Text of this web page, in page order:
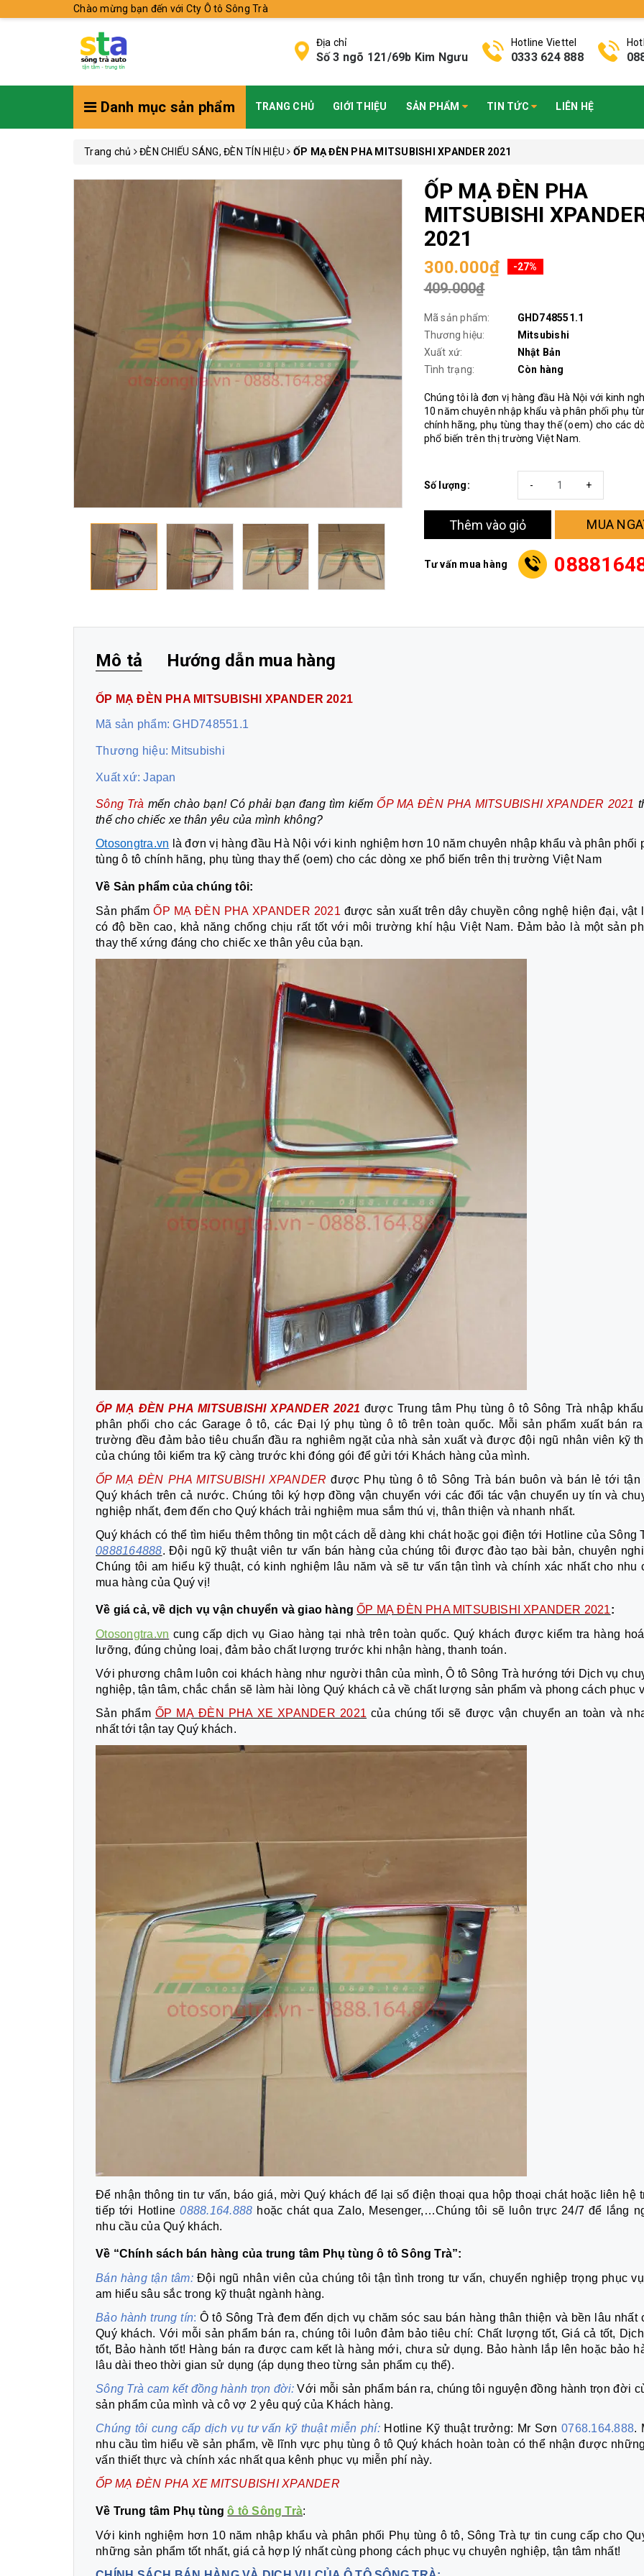
Chào mừng bạn đến với Cty Ô tô Sông Trà
Địa chỉ
Số 3 ngõ 121/69b Kim Ngưu
Hotline Viettel
0333 624 888
Danh mục sản phẩm TRANG CHỦ GIỚI THIỆU SẢN PHẨM TIN TỨC LIÊN HỆ
Trang chủ ĐÈN CHIẾU SÁNG, ĐÈN TÍN HIỆU ỐP MẠ ĐÈN PHA MITSUBISHI XPANDER 2021
ỐP MẠ ĐÈN PHA
MITSUBISHI
2021
300.000₫ -27%
409.000₫
Mã sản phẩm:
GHD748551.1
Thương hiệu:
Mitsubishi
Xuất xứ:
Nhật Bản
Tình trạng:
Còn hàng
Chúng tôi là đơn vị hàng đầu Hà Nội với kinh
10 năm chuyên nhập khẩu và phân phối phụ
chính hãng, phụ tùng thay thế (oem) cho các
phổ biến trên thị trường Việt Nam.
Số lượng: +
-
Thêm vào giỏ MUA
Tư vấn mua hàng
Mô tả Hướng dẫn mua hàng
ỐP MẠ ĐÈN PHA MITSUBISHI XPANDER 2021
Mã sản phẩm: GHD748551.1
Thương hiệu: Mitsubishi
Xuất xứ: Japan
Sông Trà mến chào bạn! Có phải bạn đang tìm kiếmỐP MẠ ĐÈN PHA MITSUBISHI XPANDER 2021
thế cho chiếc xe thân yêu của mình không?
Otosongtra.vn là đơn vị hàng đầu Hà Nội với kinh nghiệm hơn 10 năm chuyên nhập khẩu và phân phối
tùng ô tô chính hãng, phụ tùng thay thế (oem) cho các dòng xe phổ biến trên thị trường Việt Nam
Về Sản phẩm của chúng tôi:
Sản phẩm ỐP MẠ ĐÈN PHA XPANDER 2021 được sản xuất trên dây chuyền công nghệ hiện đại, vật
có độ bền cao, khả năng chống chịu rất tốt với môi trường khí hậu Việt Nam. Đảm bảo là một sản
thay thế xứng đáng cho chiếc xe thân yêu của bạn.
ỐP MẠ ĐÈNPHA MITSUBISHI XPANDER 2021 được Trung tâm Phụ tùng ô tô Sông Trà nhập
phân phối cho các Garage ô tô, các Đại lý phụ tùng ô tô trên toàn quốc. Mỗi sản phẩm xuất bán
trường đều đảm bảo tiêu chuẩn đầu ra nghiêm ngặt của nhà sản xuất và được đội ngũ nhân viên kỹ
của chúng tôi kiểm tra kỹ càng trước khi đóng gói để gửi tới Khách hàng của mình.
ỐP MẠ ĐÈN PHA MITSUBISHI XPANDER được Phụ tùng ô tô Sông Trà bán buôn và bán lẻ tới tận
Quý khách trên cả nước. Chúng tôi ký hợp đồng vận chuyển với các đối tác vận chuyển uy tín và
nghiệp nhất, đem đến cho Quý khách trải nghiệm mua sắm thú vị, thân thiện và nhanh nhất.
Quý khách có thể tìm hiểu thêm thông tin một cách dễ dàng khi chát hoặc gọi điện tới Hotline của Sông
0888164888. Đội ngũ kỹ thuật viên tư vấn bán hàng của chúng tôi được đào tạo bài bản, chuyên
Chúng tôi am hiểu kỹ thuật, có kinh nghiệm lâu năm và sẽ tư vấn tận tình và chính xác nhất cho nhu
mua hàng của Quý vị!
Về giá cả, về dịch vụ vận chuyển và giao hàngỐP MẠ ĐÈN PHA MITSUBISHI XPANDER 2021:
Otosongtra.vn cung cấp dịch vụ Giao hàng tại nhà trên toàn quốc. Quý khách được kiểm tra hàng
lưỡng, đúng chủng loaị, đảm bảo chất lượng trước khi nhận hàng, thanh toán.
Với phương châm luôn coi khách hàng như người thân của mình, Ô tô Sông Trà hướng tới Dịch vụ
nghiệp, tận tâm, chắc chắn sẽ làm hài lòng Quý khách cả về chất lượng sản phẩm và phong cách phục
Sản phẩm ỐP MẠ ĐÈN PHA XE XPANDER 2021 của chúng tối sẽ được vận chuyển an toàn và
nhất tới tận tay Quý khách.
Để nhận thông tin tư vấn, báo giá, mời Quý khách để lại số điện thoại qua hộp thoại chát hoặc liên hệ
tiếp tới Hotline0888.164.888 hoặc chát qua Zalo, Mesenger,…Chúng tôi sẽ luôn trực 24/7 để lắng
nhu cầu của Quý khách.
Về “Chính sách bán hàng của trung tâm Phụ tùng ô tô Sông Trà”:
Bán hàng tận tâm: Đội ngũ nhân viên của chúng tôi tận tình trong tư vấn, chuyển nghiệp trọng phục
am hiểu sâu sắc trong kỹ thuật ngành hàng.
Bảo hành trung tín:Ô tô Sông Trà đem đến dịch vụ chăm sóc sau bán hàng thân thiện và bền lâu nhất
Quý khách. Với mỗi sản phẩm bán ra, chúng tôi luôn đảm bảo tiêu chí: Chất lượng tốt, Giá cả tốt,
tốt, Bảo hành tốt! Hàng bán ra được cam kết là hàng mới, chưa sử dụng. Bảo hành lắp lên hoặc bảo
lâu dài theo thời gian sử dụng (áp dụng theo từng sản phẩm cụ thể).
Sông Trà cam kết đồng hành trọn đời: Với mỗi sản phẩm bán ra, chúng tôi nguyện đồng hành trọn đời
sản phẩm của mình và cô vợ 2 yêu quý của Khách hàng.
Chúng tôi cung cấp dịch vụ tư vấn kỹ thuật miễn phí: Hotline Kỹ thuật trưởng: Mr Sơn0768.164.888.
nhu cầu tìm hiểu về sản phẩm, về lĩnh vực phụ tùng ô tô Quý khách hoàn toàn có thể nhận được
vấn thiết thực và chính xác nhất qua kênh phục vụ miễn phí này.
ỐP MẠ ĐÈN PHA XE MITSUBISHI XPANDER
Về Trung tâm Phụ tùngô tô Sông Trà:
Với kinh nghiệm hơn 10 năm nhập khẩu và phân phối Phụ tùng ô tô, Sông Trà tự tin cung cấp cho
những sản phẩm tốt nhất, giá cả hợp lý nhất cùng phong cách phục vụ chuyên nghiệp, tận tâm nhất!